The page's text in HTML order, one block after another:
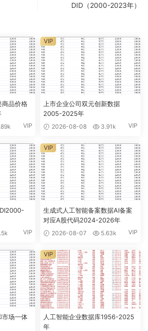
DID（2000-2023年）
商品价格
VIP
上市企业公司双元创新数据
2005-2025年
2026-08-08 3.91k VIP
VIP
VIP
生成式人工智能备案数据AI备案
对应A股代码2024-2026年
2026-08-07 5.63k VIP
VIP
市场一体
人工智能企业数据库1956-2025
年
VIP